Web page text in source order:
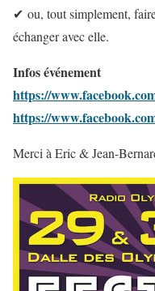
✔ ou, tout simplement,
échanger avec elle.
Infos événement
https://
https://
Merci à Eric & Jean-